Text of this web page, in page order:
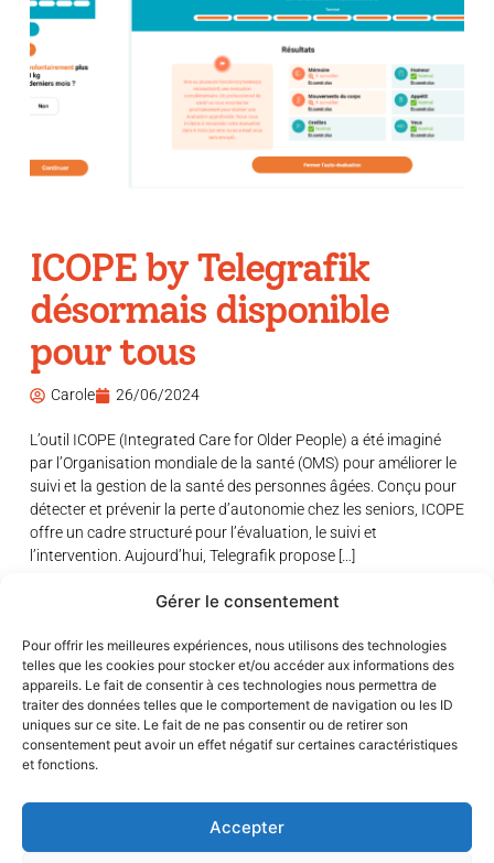
Gérer le consentement
Pour offrir les meilleures expériences, nous utilisons des technologies
telles que les cookies pour stocker et/ou accéder aux informations des
appareils. Le fait de consentir à ces technologies nous permettra de
traiter des données telles que le comportement de navigation ou les ID
uniques sur ce site. Le fait de ne pas consentir ou de retirer son
consentement peut avoir un effet négatif sur certaines caractéristiques
et fonctions.
Accepter
ICOPE by Telegrafik
désormais disponible
pour tous
Carole 26/06/2024
L’outil ICOPE (Integrated Care for Older People) a été imaginé
par l’Organisation mondiale de la santé (OMS) pour améliorer le
suivi et la gestion de la santé des personnes âgées. Conçu pour
détecter et prévenir la perte d’autonomie chez les seniors, ICOPE
offre un cadre structuré pour l’évaluation, le suivi et
l’intervention. Aujourd’hui, Telegrafik propose […]
Charger Plus